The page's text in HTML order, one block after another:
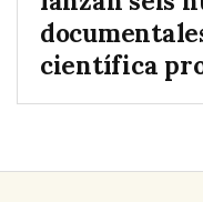
científica